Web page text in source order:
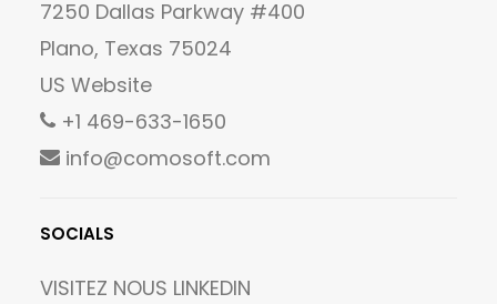
7250 Dallas Parkway #400
Plano, Texas 75024
US Website
+1 469-633-1650
info@comosoft.com
SOCIALS
VISITEZ NOUS LINKEDIN